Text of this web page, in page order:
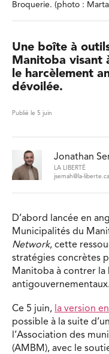
Broquerie. (photo :
Une boîte à
Manitoba visant
le harcèlement
dévoilée.
Publié le 5 juin
Jonathan
LA LIBERTÉ
jsemah@la-liberte.ca
D’abord lancée en
Municipalités du
Network, cette
stratégies concrètes
Manitoba à contrer la
antigouvernementaux.
Ce 5 juin, la version
possible à la suite
l’Association des
(AMBM), avec le